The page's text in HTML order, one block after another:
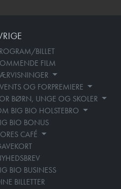
BILLET
FILM
OG FORPREMIERE
BØRN, UNGE OG SKOLER
BIG BIO HOLSTEBRO
BIO BONUS
CAFÉ
BIO BUSINESS
BILLETTER